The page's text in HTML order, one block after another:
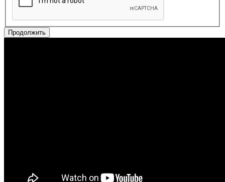
Продолжить